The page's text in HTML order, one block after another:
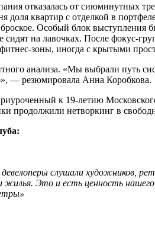
отказалась от сиюминутных
доля квартир с отделкой в
Особый блок
сидят на лавочках. После фокус-
зоны, иногда с крытыми
анализа. «Мы выбрали путь
— резюмировала Анна Коробкова.
к 19-летию
продолжили нетворкинг в
слушали художников,
жилья. Это и есть ценность